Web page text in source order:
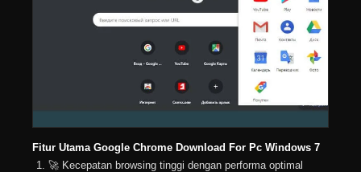
Fitur Utama Google Chrome Download For Pc Windows 7
🚀 Kecepatan browsing tinggi dengan performa optimal